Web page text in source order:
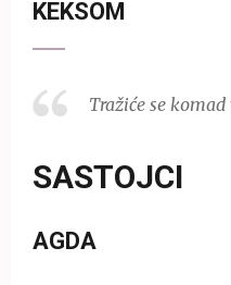
KEKSOM
Tražiće se komad
SASTOJCI
AGDA